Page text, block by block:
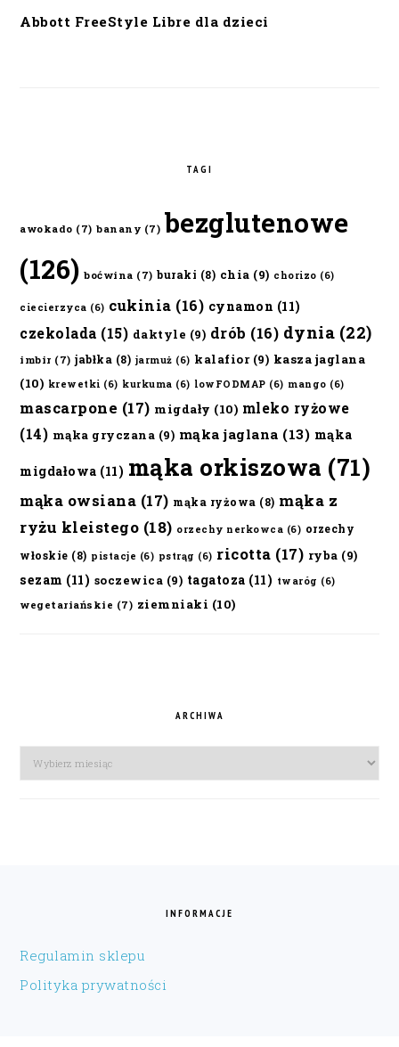
Abbott FreeStyle Libre dla dzieci
TAGI
awokado (7) banany (7) bezglutenowe
(126) boćwina (7) buraki (8) chia (9) chorizo (6)
ciecierzyca (6) cukinia (16) cynamon (11)
czekolada (15) daktyle (9) drób (16) dynia (22)
imbir (7) jabłka (8) jarmuż (6) kalafior(9) kasza jaglana
(10) krewetki (6) kurkuma (6) lowFODMAP (6) mango (6)
mascarpone (17) migdały (10) mleko ryżowe
(14) mąka gryczana (9) mąka jaglana (13) mąka
migdałowa (11) mąka orkiszowa (71)
mąka owsiana (17) mąka ryżowa (8) mąka z
ryżu kleistego (18) orzechy nerkowca (6) orzechy
włoskie (8) pistacje (6) pstrąg (6) ricotta (17) ryba (9)
sezam (11) soczewica (9) tagatoza (11) twaróg (6)
wegetariańskie (7) ziemniaki (10)
ARCHIWA
Archiwa
INFORMACJE
Regulamin sklepu
Polityka prywatności